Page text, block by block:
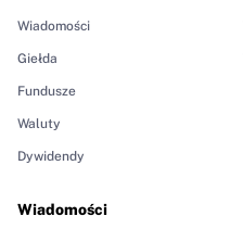
Wiadomości
Giełda
Fundusze
Waluty
Dywidendy
Wiadomości